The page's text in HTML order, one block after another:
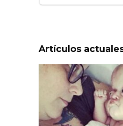
Artículos